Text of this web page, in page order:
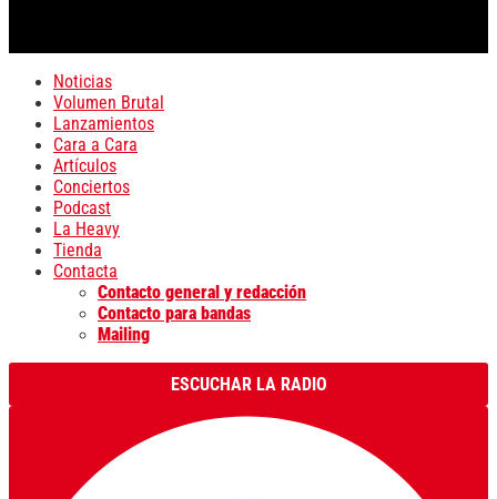
Noticias
Volumen Brutal
Lanzamientos
Cara a Cara
Artículos
Conciertos
Podcast
La Heavy
Tienda
Contacta
Contacto general y redacción
Contacto para bandas
Mailing
ESCUCHAR LA RADIO